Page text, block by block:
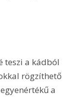
teszi a kádból
rögzíthető
a